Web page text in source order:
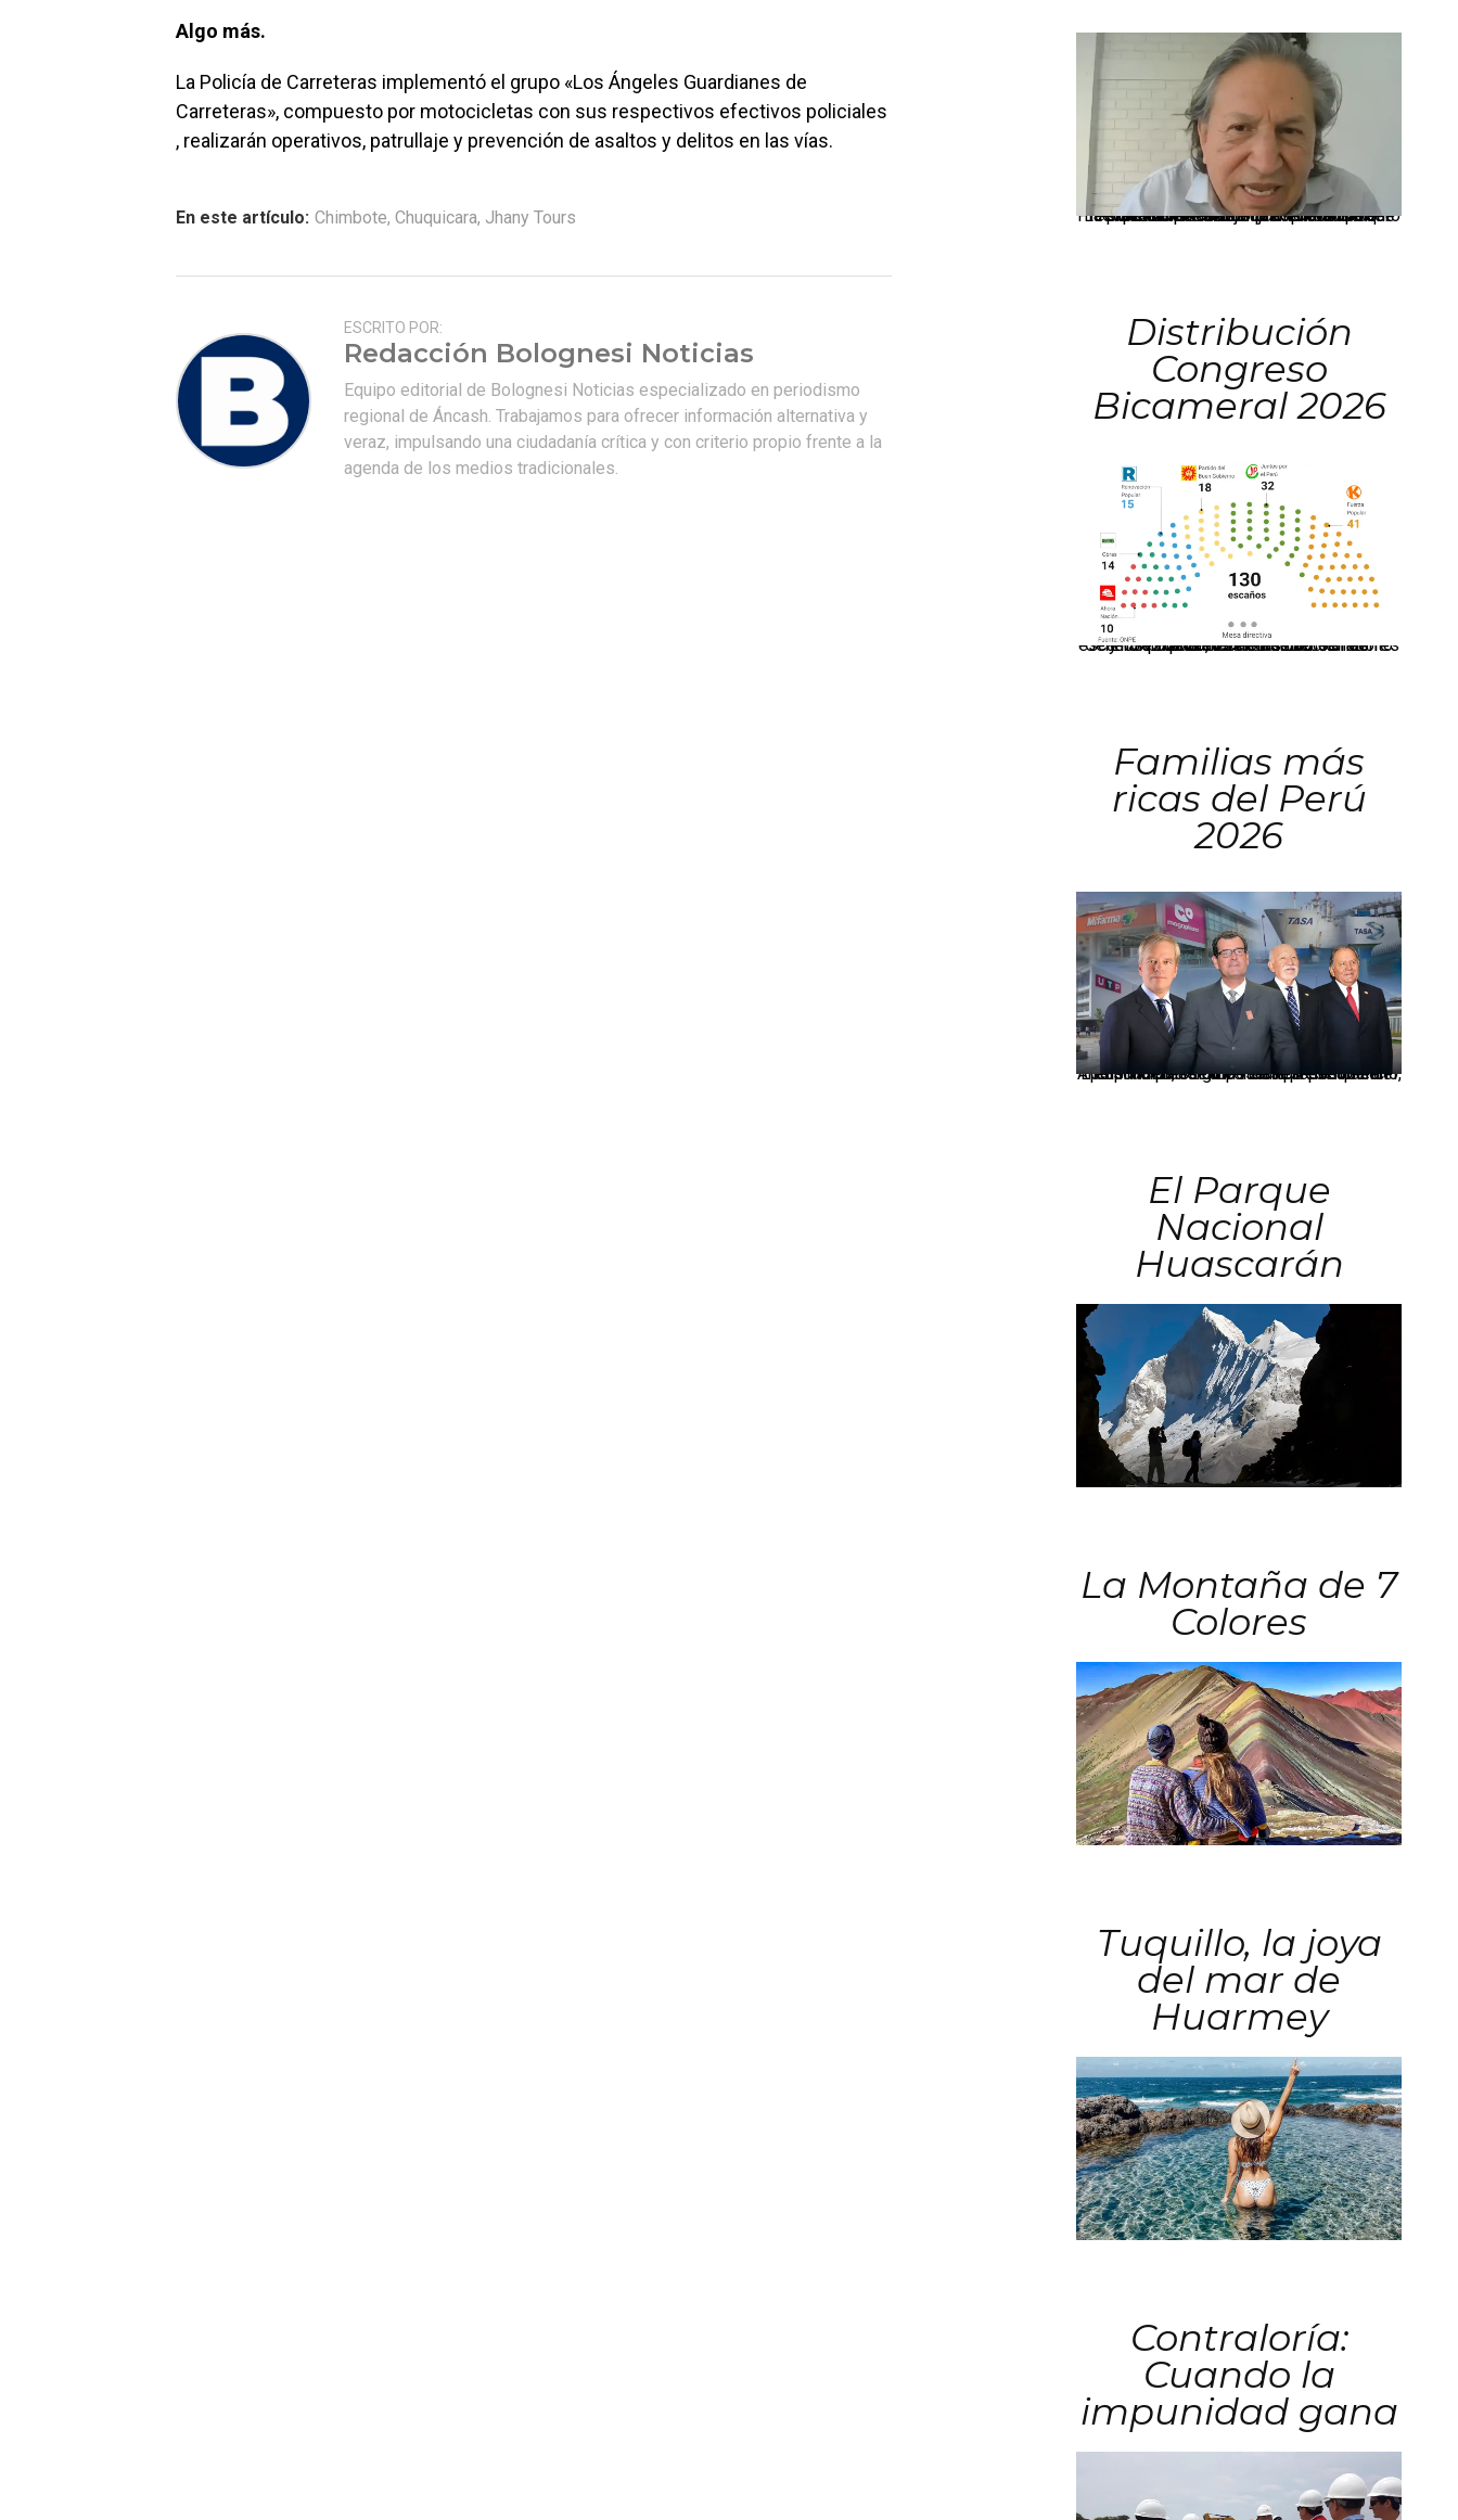
Algo más.
La Policía de Carreteras implementó el grupo «Los Ángeles Guardianes de
Carreteras», compuesto por motocicletas con sus respectivos efectivos policiales
, realizarán operativos, patrullaje y prevención de asaltos y delitos en las vías.
En este artículo: Chimbote, Chuquicara, Jhany Tours
ESCRITO POR:
Redacción Bolognesi Noticias
Equipo editorial de Bolognesi Noticias especializado en periodismo
regional de Áncash. Trabajamos para ofrecer información alternativa y
veraz, impulsando una ciudadanía crítica y con criterio propio frente a la
agenda de los medios tradicionales.
La presidenta Keiko Fujimori informó que la solicitud de indulto presentada por el expresidente Alejandro Toledo será evaluada por la Comisión de Gracias Presidenciales conforme al procedimiento establecido.
Distribución
Congreso
Bicameral 2026
El JNE oficializó la distribución de escaños para la elección de 60 senadores y 130 diputados en las Elecciones Generales 2026, tras el restablecimiento de la Bicameralidad.
Familias más
ricas del Perú
2026
Los principales grupos empresariales del país mantienen una fuerte presencia en Áncash mediante inversiones en comercio, educación, salud e industria pesquera.
El Parque
Nacional
Huascarán
La Montaña de 7
Colores
Tuquillo, la joya
del mar de
Huarmey
Contraloría:
Cuando la
impunidad gana